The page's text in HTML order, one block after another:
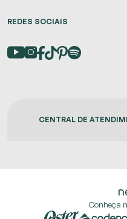
REDES SOCIAIS
CENTRAL DE
Conheça